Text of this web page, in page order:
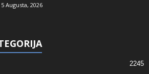
5 Augusta, 2026
2245